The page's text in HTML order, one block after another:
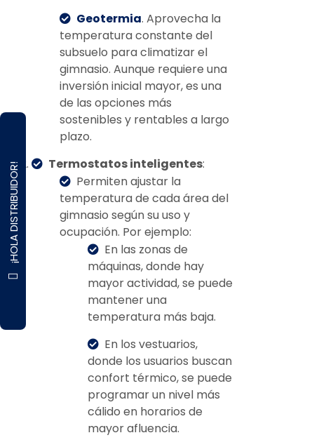
¡HOLA DISTRIBUIDOR!
Geotermia. Aprovecha la
temperatura constante del
subsuelo para climatizar el
gimnasio. Aunque requiere una
inversión inicial mayor, es una
de las opciones más
sostenibles y rentables a largo
plazo.
Termostatos inteligentes:
Permiten ajustar la
temperatura de cada área del
gimnasio según su uso y
ocupación. Por ejemplo:
En las zonas de
máquinas, donde hay
mayor actividad, se puede
mantener una
temperatura más baja.
En los vestuarios,
donde los usuarios buscan
confort térmico, se puede
programar un nivel más
cálido en horarios de
mayor afluencia.